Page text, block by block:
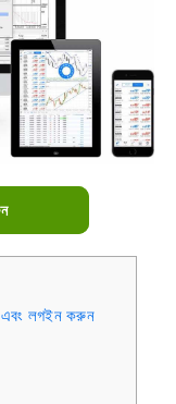
এবং লগইন করুন